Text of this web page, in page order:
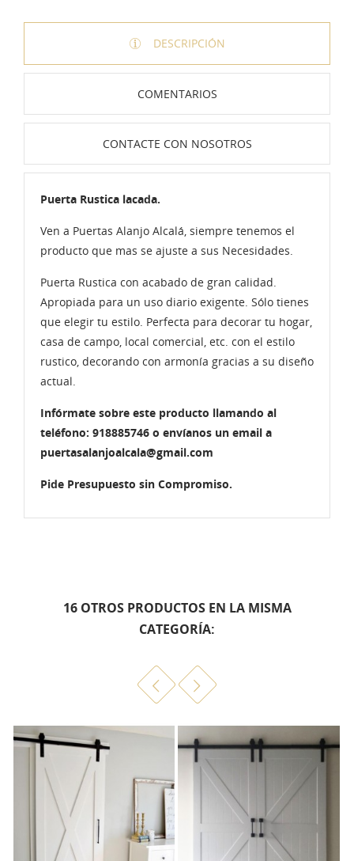
DESCRIPCIÓN
COMENTARIOS
CONTACTE CON NOSOTROS
Puerta Rustica lacada.
Ven a Puertas Alanjo Alcalá, siempre tenemos el
producto que mas se ajuste a sus Necesidades.
Puerta Rustica con acabado de gran calidad.
Apropiada para un uso diario exigente. Sólo tienes
que elegir tu estilo. Perfecta para decorar tu hogar,
casa de campo, local comercial, etc. con el estilo
rustico, decorando con armonía gracias a su diseño
actual.
Infórmate sobre este producto llamando al
teléfono: 918885746 o envíanos un email a
puertasalanjoalcala@gmail.com
Pide Presupuesto sin Compromiso.
16 OTROS PRODUCTOS EN LA MISMA
CATEGORÍA: